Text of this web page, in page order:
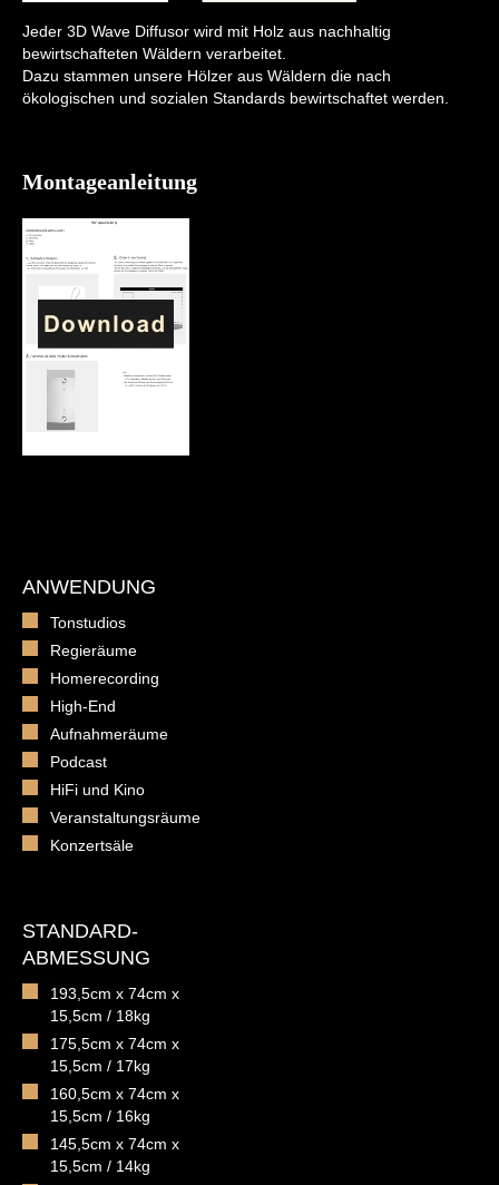
Jeder 3D Wave Diffusor wird mit Holz aus nachhaltig
bewirtschafteten Wäldern verarbeitet.
Dazu stammen unsere Hölzer aus Wäldern die nach
ökologischen und sozialen Standards bewirtschaftet werden.
Montageanleitung
ANWENDUNG
Tonstudios
Regieräume
Homerecording
High-End
Aufnahmeräume
Podcast
HiFi und Kino
Veranstaltungsräume
Konzertsäle
STANDARD-
ABMESSUNG
193,5cm x 74cm x
15,5cm / 18kg
175,5cm x 74cm x
15,5cm / 17kg
160,5cm x 74cm x
15,5cm / 16kg
145,5cm x 74cm x
15,5cm / 14kg